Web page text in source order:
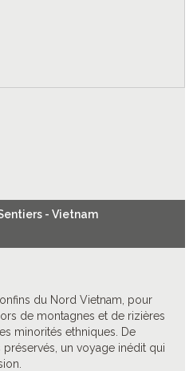
- Vietnam
du Nord Vietnam, pour
de montagnes et de rizières
minorités ethniques. De
un voyage inédit qui